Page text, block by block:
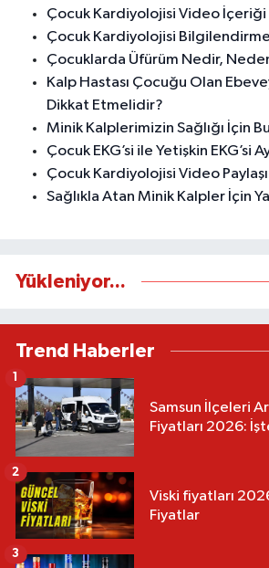
Çocuk Kardiyolojisi Video İçeriği
Çocuk Kardiyolojisi
Çocuklarda Üfürüm Nedir,
Kalp Hastası Çocuğu Olan
Dikkat Etmelidir?
Minik Kalplerimizin Sağlığı İçin
Çocuk EKG’si ile Yetişkin EKG’si
Çocuk Kardiyolojisi Video
Sağlıkla Atan Minik Kalpler İçin
Yükleniyor...
Trend Haberler
Samsun İlçeleri
Fiyatları 2026:
1
Viski fiyatları
Fiyatlar
2
3